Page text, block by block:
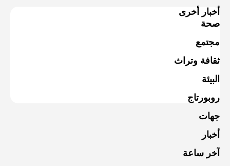
أخبار أخرى
صحة
مجتمع
ثقافة وتراث
البيئة
روبورتاج
جهات
أخبار
آخر ساعة